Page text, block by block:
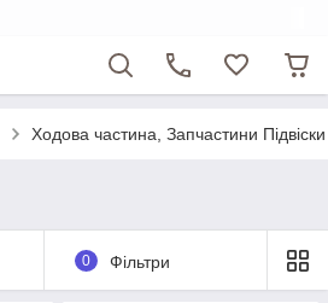
Ходова частина, Запчастини
0 Фільтри